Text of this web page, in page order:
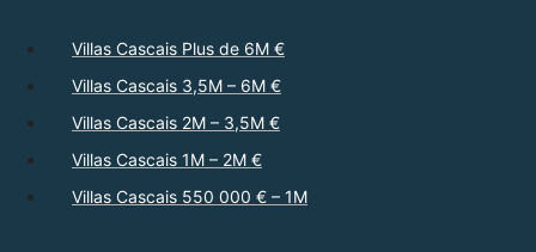
Villas Cascais Plus de 6M €
Villas Cascais 3,5M – 6M €
Villas Cascais 2M – 3,5M €
Villas Cascais 1M – 2M €
Villas Cascais 550 000 € – 1M